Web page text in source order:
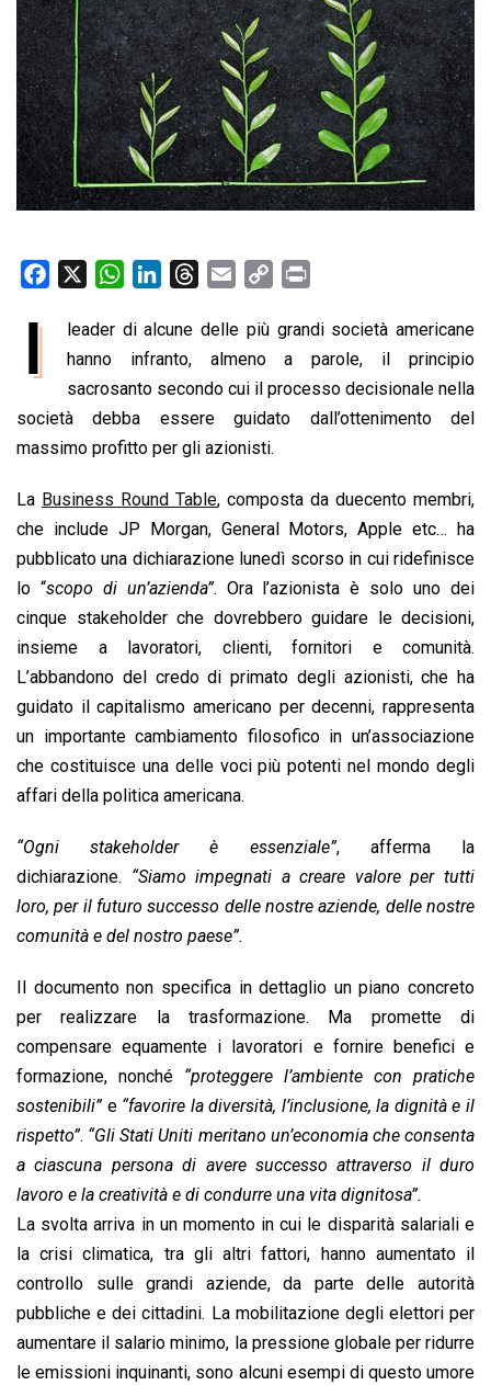
o
o
W
a
s
A
p
n
k
e
d
I
r
a
d
s
a
i
l
p
L
i
i
n
t
I
leader di alcune delle più grandi società americane
hanno infranto, almeno a parole, il principio
sacrosanto secondo cui il processo decisionale nella
società debba essere guidato dall’ottenimento del
massimo profitto per gli azionisti.
La Business Round Table, composta da duecento membri,
che include JP Morgan, General Motors, Apple etc… ha
pubblicato una dichiarazione lunedì scorso in cui ridefinisce
lo “scopo di un’azienda”. Ora l’azionista è solo uno dei
cinque stakeholder che dovrebbero guidare le decisioni,
insieme a lavoratori, clienti, fornitori e comunità.
L’abbandono del credo di primato degli azionisti, che ha
guidato il capitalismo americano per decenni, rappresenta
un importante cambiamento filosofico in un’associazione
che costituisce una delle voci più potenti nel mondo degli
affari della politica americana.
“Ogni stakeholder è essenziale”, afferma la
dichiarazione. “Siamo impegnati a creare valore per tutti
loro, per il futuro successo delle nostre aziende, delle nostre
comunità e del nostro paese”.
Il documento non specifica in dettaglio un piano concreto
per realizzare la trasformazione. Ma promette di
compensare equamente i lavoratori e fornire benefici e
formazione, nonché “proteggere l’ambiente con pratiche
sostenibili”e “favorire la diversità, l’inclusione, la dignità e il
rispetto”. “Gli Stati Uniti meritano un’economia che consenta
a ciascuna persona di avere successo attraverso il duro
lavoro e la creatività e di condurre una vita dignitosa”.
La svolta arriva in un momento in cui le disparità salariali e
la crisi climatica, tra gli altri fattori, hanno aumentato il
controllo sulle grandi aziende, da parte delle autorità
pubbliche e dei cittadini. La mobilitazione degli elettori per
aumentare il salario minimo, la pressione globale per ridurre
le emissioni inquinanti, sono alcuni esempi di questo umore